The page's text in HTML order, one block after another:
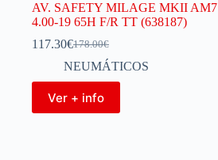
AV. SAFETY MILAGE MKII AM7
4.00-19 65H F/R TT (638187)
178.00€
117.30€
NEUMÁTICOS
Ver + info